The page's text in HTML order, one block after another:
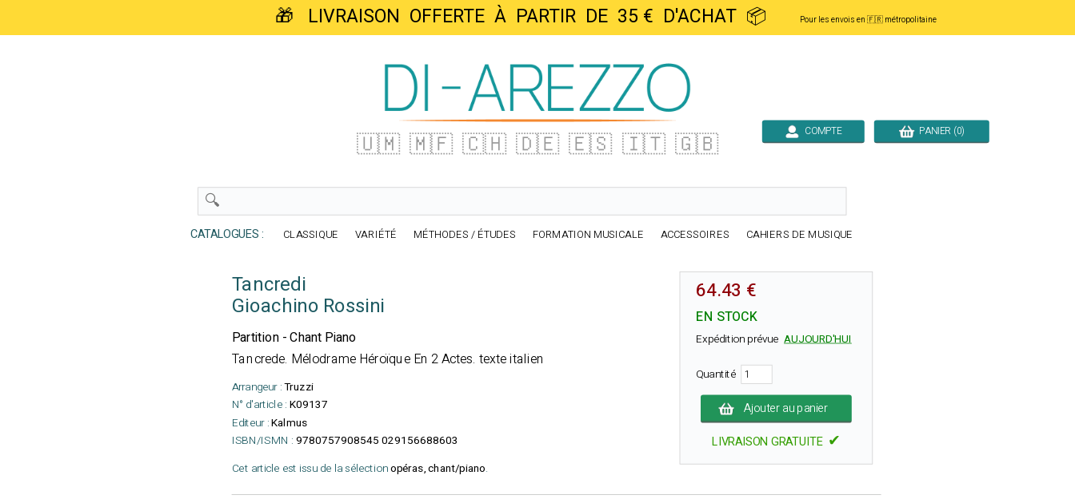
🎁 LIVRAISON OFFERTE À PARTIR DE 35 € D'ACHAT 📦 Pour les envois en 🇫🇷 métropolitaine
🇺🇲 🇲🇫 🇨🇭 🇩🇪 🇪🇸 🇮🇹 🇬🇧 COMPTE PANIER (0)
CATALOGUES : CLASSIQUE VARIÉTÉ MÉTHODES / ÉTUDES FORMATION MUSICALE ACCESSOIRES CAHIERS DE MUSIQUE
Tancredi
Gioachino Rossini
Partition - Chant Piano
Tancrede. Mélodrame Héroïque En 2 Actes. texte italien
Arrangeur :Truzzi
N° d'article : K09137
Editeur :Kalmus
ISBN/ISMN : 9780757908545 029156688603
Cet article est issu de la sélectionopéras, chant/piano.
64.43 €
EN STOCK
Expédition prévue AUJOURD'HUI
Quantité
Ajouter au panier
LIVRAISON GRATUITE ✔